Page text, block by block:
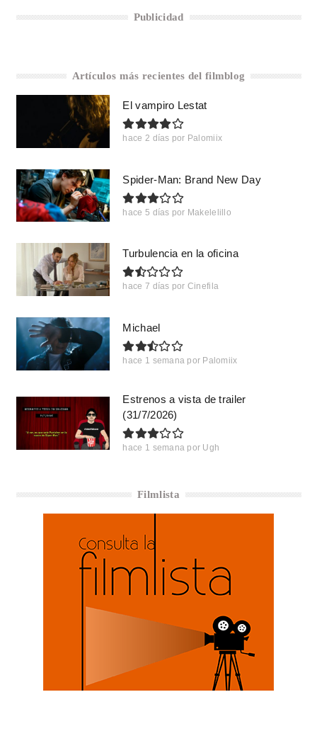
Publicidad
Artículos más recientes del filmblog
El vampiro Lestat
hace 2 días por Palomiix
Spider-Man: Brand New Day
hace 5 días por Makelelillo
Turbulencia en la oficina
hace 7 días por Cinefila
Michael
hace 1 semana por Palomiix
Estrenos a vista de trailer
(31/7/2026)
hace 1 semana por Ugh
Filmlista